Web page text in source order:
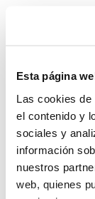
Esta página
Las cookies
el contenido y
sociales y
información
nuestros
web, quienes
Publicada
Benjamín,
finalizar la
fin de
ha llevado
punto 3.4